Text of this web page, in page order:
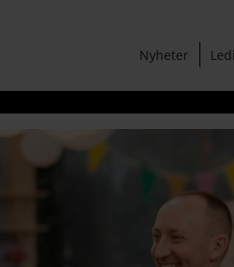
Nyheter